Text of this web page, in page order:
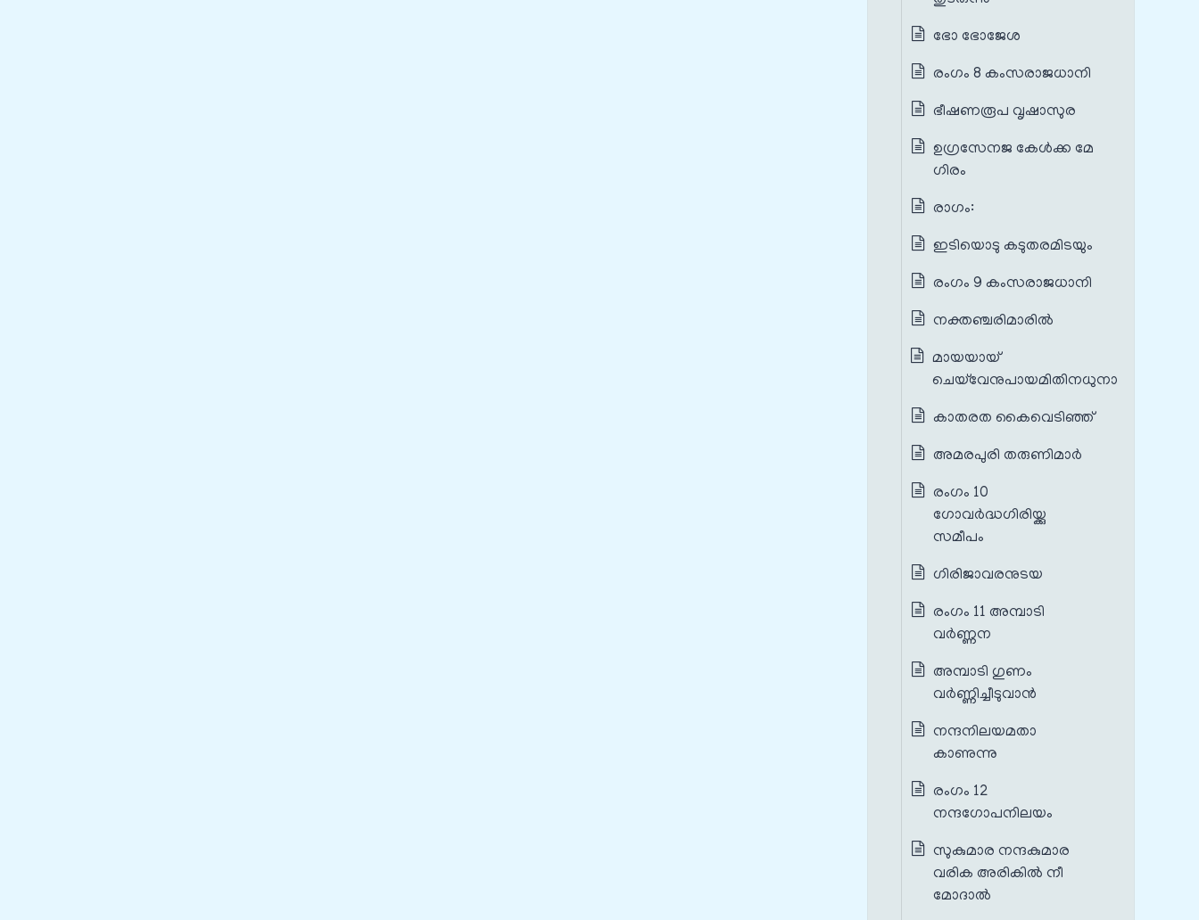
ഭോ ഭോജേശ
രംഗം 8 കംസരാജധാനി
ഭീഷണരൂപ വൃഷാസുര
ഉഗ്രസേനജ കേൾക്ക മേ
ഗിരം
രാഗം:
ഇടിയൊടു കടുതരമിടയും
രംഗം 9 കംസരാജധാനി
നക്തഞ്ചരിമാരിൽ
മായയായ്
ചെയ്‌വേനുപായമിതിനധുനാ
കാതരത കൈവെടിഞ്ഞ്
അമരപുരി തരുണിമാർ
രംഗം 10
ഗോവർദ്ധഗിരിയ്ക്കു
സമീപം
ഗിരിജാവരനുടയ
രംഗം 11 അമ്പാടി
വർണ്ണന
അമ്പാടി ഗുണം
വർണ്ണിച്ചീടുവാൻ
നന്ദനിലയമതാ
കാണുന്നു
രംഗം 12
നന്ദഗോപനിലയം
സുകുമാര നന്ദകുമാര
വരിക അരികിൽ നീ
മോദാൽ